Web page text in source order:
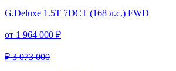
G.Deluxe 1.5T 7DCT (168 л.с.) FWD
от 1 964 000 ₽
₽ 3 073 000